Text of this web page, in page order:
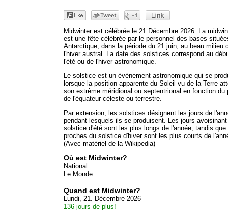
Midwinter est célébrée le 21 Décembre 2026. La
est une fête célébrée par le personnel des bases
Antarctique, dans la période du 21 juin, au beau milieu
l'hiver austral. La date des solstices correspond au
l'été ou de l'hiver astronomique.
Le solstice est un événement astronomique qui se
lorsque la position apparente du Soleil vu de la Terre
son extrême méridional ou septentrional en fonction du
de l'équateur céleste ou terrestre.
Par extension, les solstices désignent les jours de
pendant lesquels ils se produisent. Les jours
solstice d'été sont les plus longs de l'année, tandis que
proches du solstice d'hiver sont les plus courts de
(Avec matériel de la Wikipedia)
Où est Midwinter?
National
Le Monde
Quand est Midwinter?
Lundi, 21. Décembre 2026
136 jours de plus!